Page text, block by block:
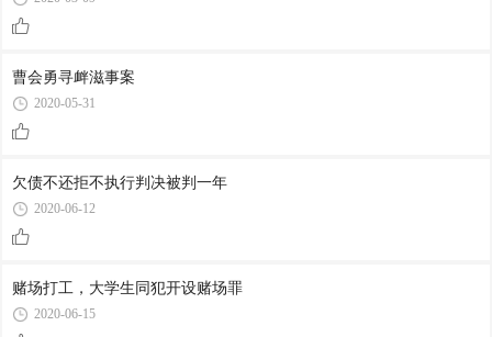
曹会勇寻衅滋事案
2020-05-31
欠债不还拒不执行判决被判一年
2020-06-12
赌场打工，大学生同犯开设赌场罪
2020-06-15